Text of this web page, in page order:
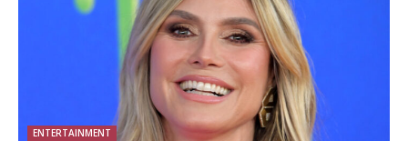
ENTERTAINMENT